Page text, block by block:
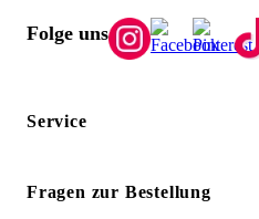
Folge uns
Service
Fragen zur Bestellung